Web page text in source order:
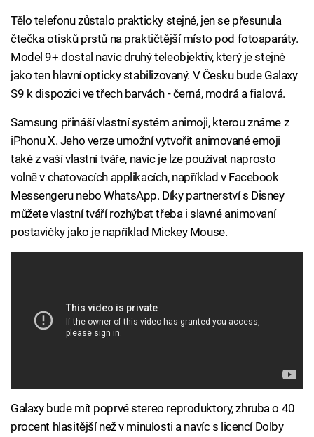
Tělo telefonu zůstalo prakticky stejné, jen se přesunula
čtečka otisků prstů na praktičtější místo pod fotoaparáty.
Model 9+ dostal navíc druhý teleobjektiv, který je stejně
jako ten hlavní opticky stabilizovaný. V Česku bude Galaxy
S9 k dispozici ve třech barvách - černá, modrá a fialová.
Samsung přináší vlastní systém animoji, kterou známe z
iPhonu X. Jeho verze umožní vytvořit animované emoji
také z vaší vlastní tváře, navíc je lze používat naprosto
volně v chatovacích applikacích, například v Facebook
Messengeru nebo WhatsApp. Díky partnerství s Disney
můžete vlastní tváří rozhýbat třeba i slavné animovaní
postavičky jako je například Mickey Mouse.
Galaxy bude mít poprvé stereo reproduktory, zhruba o 40
procent hlasitější než v minulosti a navíc s licencí Dolby